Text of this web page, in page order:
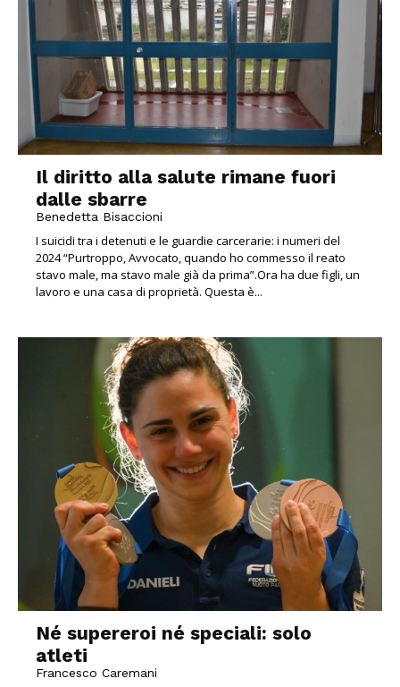
Il diritto alla salute rimane fuori
dalle sbarre
Benedetta Bisaccioni
I suicidi tra i detenuti e le guardie carcerarie: i numeri del
2024 “Purtroppo, Avvocato, quando ho commesso il reato
stavo male, ma stavo male già da prima”.Ora ha due figli, un
lavoro e una casa di proprietà. Questa è...
Né supereroi né speciali: solo
atleti
Francesco Caremani